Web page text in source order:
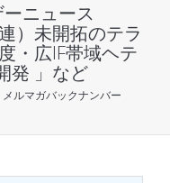
ピックアップ
光基礎・光源
ン
サービス
ニュース
）未開拓のテラ
・広IF帯域ヘテ
発 」など
メルマガバックナンバー